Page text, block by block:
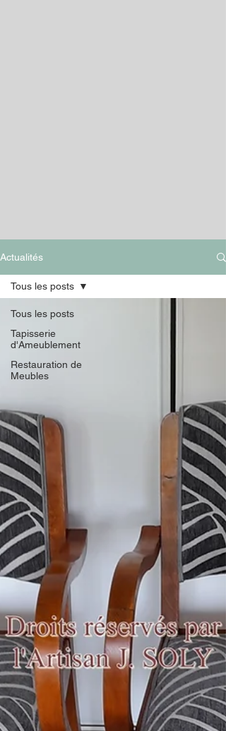
Actualités
Tous les posts
Tapisserie
d'Ameublement
Restauration de
Meubles
Tous les posts